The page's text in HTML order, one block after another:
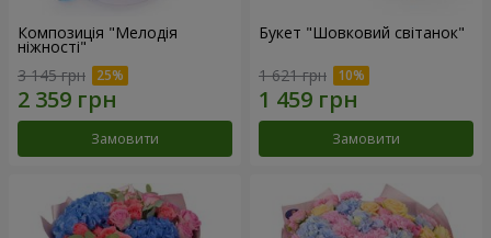
Композиція "Мелодія
ніжності"
3 145 грн
Замовити
Букет "Шовковий світанок"
1 621 грн
Замовити